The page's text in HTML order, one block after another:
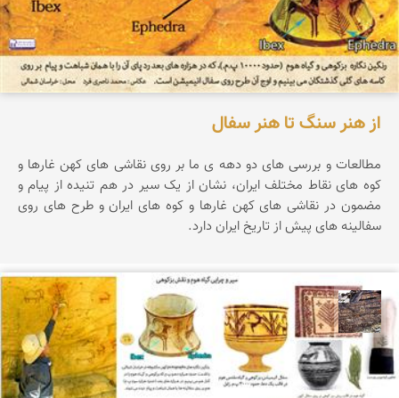
از هنر سنگ تا هنر سفال
مطالعات و بررسی های دو دهه ی ما بر روی نقاشی های کهن غارها و
کوه های نقاط مختلف ایران، نشان از یک سیر در هم تنیده از پیام و
مضمون در نقاشی های کهن غارها و کوه های ایران و طرح های روی
سفالینه های پیش از تاریخ ایران دارد.
محمد ناصری فرد